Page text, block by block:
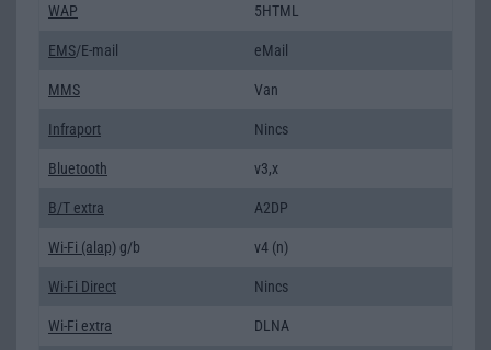
WAP 5HTML
EMS/E-mail eMail
MMS Van
Infraport Nincs
Bluetooth v3,x
B/T extra A2DP
Wi-Fi (alap) g/b v4 (n)
Wi-Fi Direct Nincs
Wi-Fi extra DLNA